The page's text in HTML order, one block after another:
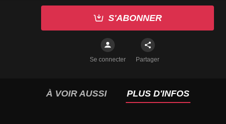
S'ABONNER
Se connecter Partager
À VOIR AUSSI PLUS D'INFOS